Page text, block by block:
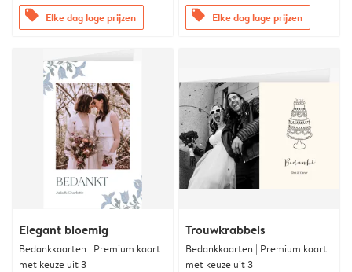
offers Elke dag lage prijzen offers Elke dag lage prijzen
Elegant bloemig
Bedankkaarten | Premium kaart
met keuze uit 3
Trouwkrabbels
Bedankkaarten | Premium kaart
met keuze uit 3